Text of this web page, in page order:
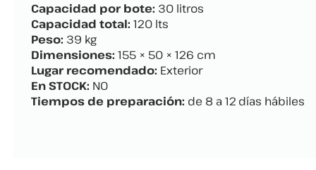
Capacidad por bote: 30 litros
Capacidad total: 120 lts
Peso: 39 kg
Dimensiones: 155 × 50 × 126 cm
Lugar recomendado: Exterior
En STOCK: NO
Tiempos de preparación: de 8 a 12 días hábiles